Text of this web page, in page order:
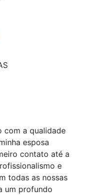
com a qualidade
esposa
contato até a
e
todas as nossas
um profundo